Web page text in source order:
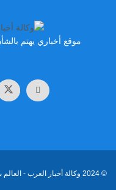
موقع أخباري يهتم
© 2024 وكالة أخبار العرب -